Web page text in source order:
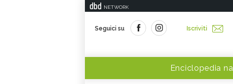
NETWORK
Seguici su Iscriviti
Enciclopedia